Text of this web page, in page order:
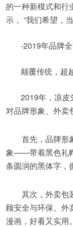
的一种新模式和行
示， “我们希望，
-2019年品牌
颠覆传统，超
2019年，凉皮
对品牌形象、外卖
首先，品牌形象
象——带着黑色礼
条圆润的黑体字，
其次，外卖包
顾安全与环保。外
漫画，好看又实用。